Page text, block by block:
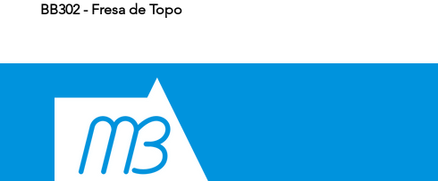
BB302 - Fresa de Topo